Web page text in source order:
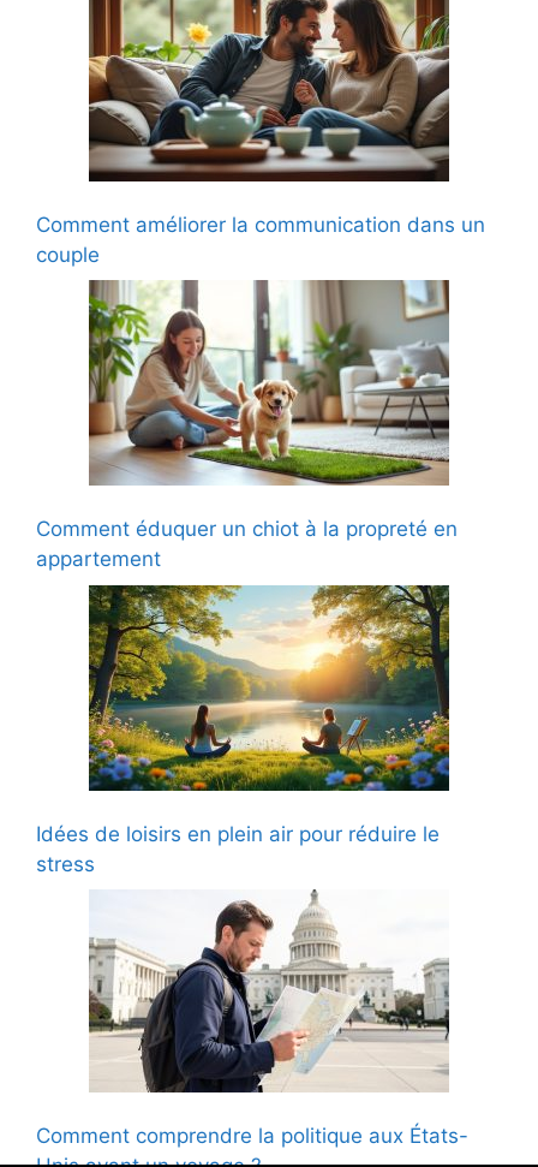
Comment améliorer la communication dans un
couple
Comment éduquer un chiot à la propreté en
appartement
Idées de loisirs en plein air pour réduire le
stress
Comment comprendre la politique aux États-